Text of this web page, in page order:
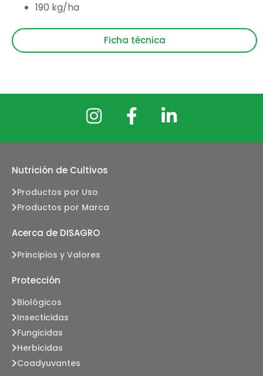
190 kg/ha
Ficha técnica
Nutrición de Cultivos
Productos por Uso
Productos por Marca
Acerca de DISAGRO
Principios y Valores
Protección
Biológicos
Insecticidas
Fungicidas
Herbicidas
Coadyuvantes